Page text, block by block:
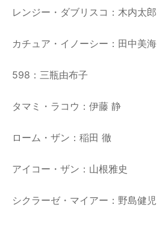
レンジー・ダブリスコ：木内太郎
カチュア・イノーシー：田中美海
598：三瓶由布子
タマミ・ラコウ：伊藤 静
ローム・ザン：稲田 徹
アイコー・ザン：山根雅史
シクラーゼ・マイアー：野島健児